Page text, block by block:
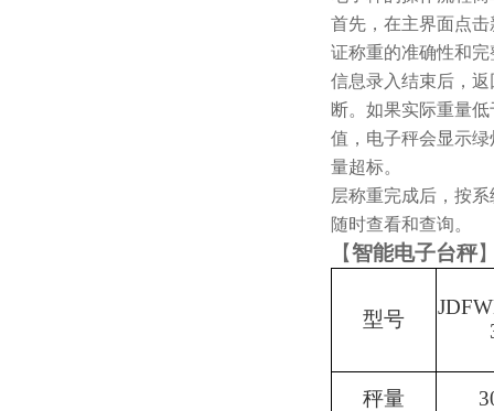
首先，在主界面点
证称重的准确性和
信息录入结束后，
断。如果实际重量
值，电子秤会显示
量超标。
层称重完成后，按
随时查看和查询。
【智能电子台秤
型号
秤量